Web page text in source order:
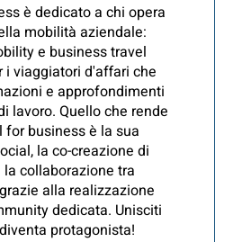
è dedicato a chi opera
mobilità aziendale:
e business travel
i viaggiatori d'affari che
e approfondimenti
lavoro. Quello che rende
for business è la sua
la co-creazione di
collaborazione tra
alla realizzazione
dedicata. Unisciti
protagonista!